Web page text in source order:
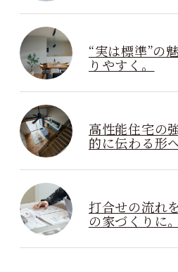
“実は標準”の
りやすく。
高性能住宅の
的に伝わる形へ
打合せの流れ
の家づくりに。